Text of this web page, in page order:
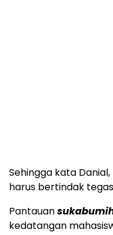
Sehingga kata
harus bertindak
Pantauan
kedatangan